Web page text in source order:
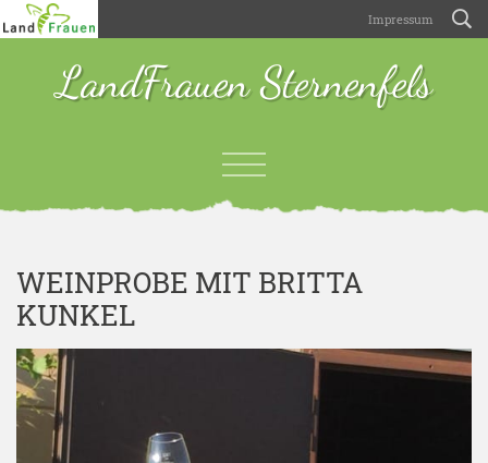
Impressum
LandFrauen Sternenfels
WEINPROBE MIT BRITTA
KUNKEL